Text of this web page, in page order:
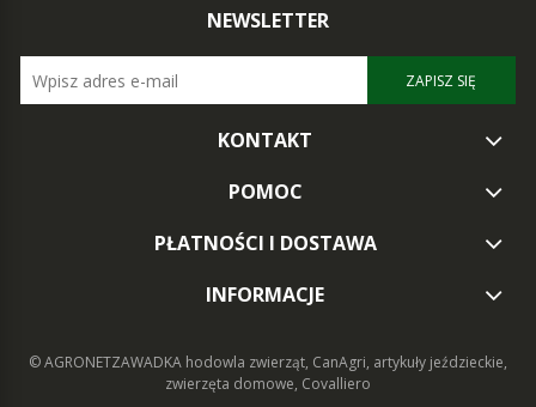
NEWSLETTER
ZAPISZ SIĘ
KONTAKT
POMOC
PŁATNOŚCI I DOSTAWA
INFORMACJE
© AGRONETZAWADKA hodowla zwierząt, CanAgri, artykuły jeździeckie,
zwierzęta domowe, Covalliero